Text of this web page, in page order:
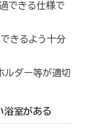
できる仕様で
きるよう十分
ルダー等が適切
浴室がある